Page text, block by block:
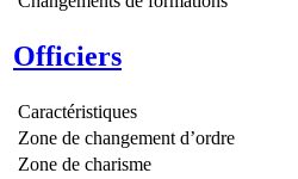
Officiers
Caractéristiques
Zone de changement d’ordre
Zone de charisme